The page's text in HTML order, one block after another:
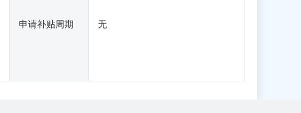
申请补贴周期 无